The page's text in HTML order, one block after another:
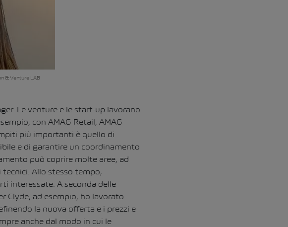
& Venture LAB
Le venture e le start-up lavorano
con AMAG Retail, AMAG
più importanti è quello di
e di garantire un coordinamento
può coprire molte aree, ad
Allo stesso tempo,
interessate. A seconda delle
Clyde, ad esempio, ho lavorato
la nuova offerta e i prezzi e
anche dal modo in cui le